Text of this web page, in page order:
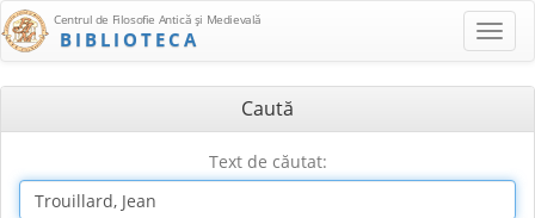
Centrul de Filosofie Antică şi Medievală
BIBLIOTECA
Caută
Text de căutat: